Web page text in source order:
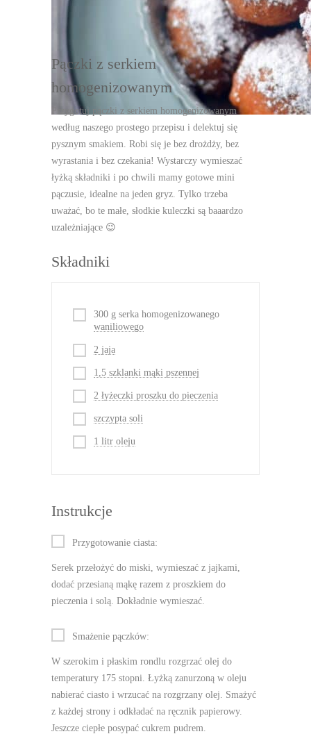
Pączki z serkiem
homogenizowanym
Przygotuj pączki z serkiem homogenizowanym
według naszego prostego przepisu i delektuj się
pysznym smakiem. Robi się je bez drożdży, bez
wyrastania i bez czekania! Wystarczy wymieszać
łyżką składniki i po chwili mamy gotowe mini
pączusie, idealne na jeden gryz. Tylko trzeba
uważać, bo te małe, słodkie kuleczki są baaardzo
uzależniające 😉
Składniki
300 g serka homogenizowanego
waniliowego
2 jaja
1,5 szklanki mąki pszennej
2 łyżeczki proszku do pieczenia
szczypta soli
1 litr oleju
Instrukcje
Przygotowanie ciasta:
Serek przełożyć do miski, wymieszać z jajkami,
dodać przesianą mąkę razem z proszkiem do
pieczenia i solą. Dokładnie wymieszać.
Smażenie pączków:
W szerokim i płaskim rondlu rozgrzać olej do
temperatury 175 stopni. Łyżką zanurzoną w oleju
nabierać ciasto i wrzucać na rozgrzany olej. Smażyć
z każdej strony i odkładać na ręcznik papierowy.
Jeszcze ciepłe posypać cukrem pudrem.